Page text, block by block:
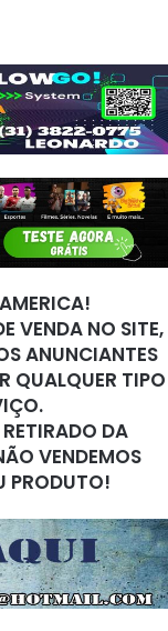
VENDA NO SITE,
ANUNCIANTES
QUALQUER TIPO
DA
VENDEMOS
PRODUTO!